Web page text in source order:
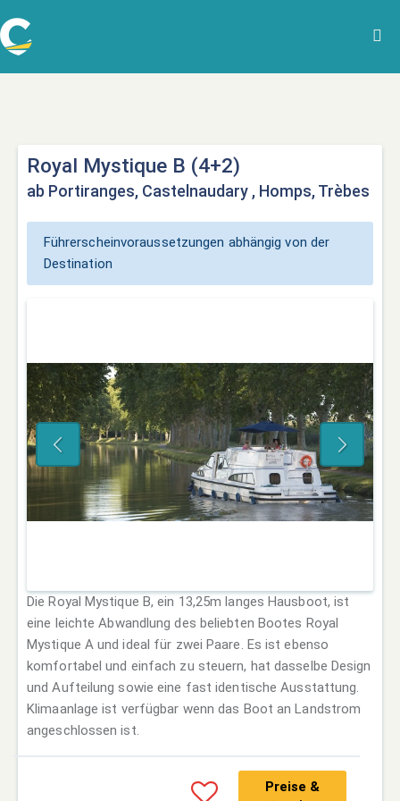
Royal Mystique B (4+2)
ab Portiranges, Castelnaudary , Homps, Trèbes
Führerscheinvoraussetzungen abhängig von der
Destination
Die Royal Mystique B, ein 13,25m langes Hausboot, ist
eine leichte Abwandlung des beliebten Bootes Royal
Mystique A und ideal für zwei Paare. Es ist ebenso
komfortabel und einfach zu steuern, hat dasselbe Design
und Aufteilung sowie eine fast identische Ausstattung.
Klimaanlage ist verfügbar wenn das Boot an Landstrom
angeschlossen ist.
Preise &